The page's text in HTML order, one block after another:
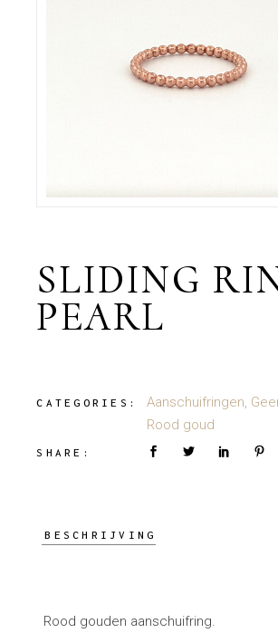
SLIDING
PEARL
CATEGORIES: Aanschuifringen,
Rood goud
SHARE:
BESCHRIJVING
Rood gouden aanschuifring.